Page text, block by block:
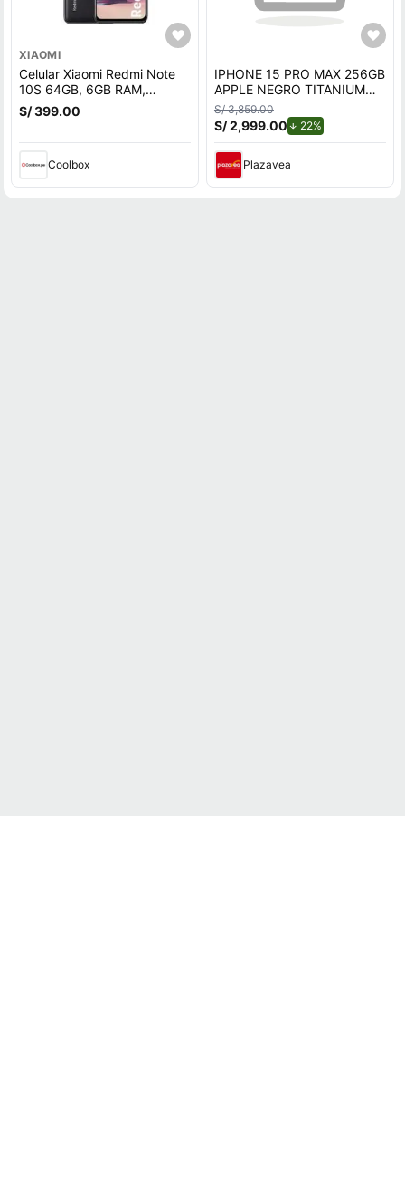
XIAOMI
Celular Xiaomi Redmi Note
10S 64GB, 6GB RAM,
cámara trasera 64MP y
frontal 13MP, 6.43"", gris
S/ 399.00
Coolbox
IPHONE 15 PRO MAX 256GB
APPLE NEGRO TITANIUM
REACONDICIONADO
S/ 3,859.00
S/ 2,999.00 22%de descuento.
Plazavea